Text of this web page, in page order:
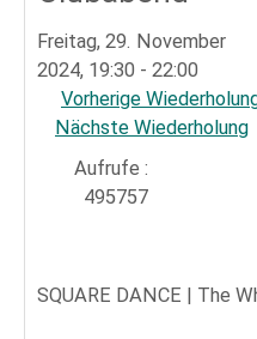
Freitag, 29. November
2024, 19:30 - 22:00
Vorherige
Nächste Wiederholung
Aufrufe :
495757
SQUARE DANCE | The